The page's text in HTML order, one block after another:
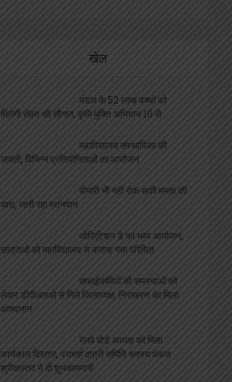
खेल
मंडल के 52 लाख बच्चों को
मिलेगी सेहत की सौगात, कृमि मुक्ति अभियान 10 से
महाविद्यालय संस्थापिका की
जयंती, विभिन्न प्रतियोगिताओं का आयोजन
बीमारी भी नहीं रोक सकी ममता की
धारा, जारी रहा स्तनपान
ओरिएंटेशन डे का भब्य आयोजन,
छात्राओं को महाविद्यालय से कराया गया परिचित
सफाईकर्मियों की समस्याओं को
लेकर डीपीआरओ से मिले जिलाध्यक्ष, निराकरण का मिला
आश्वासन
रेलवे बोर्ड अध्यक्ष को मिला
कार्यकाल विस्तार, परामर्श दात्री समिति सदस्य पंकज
श्रीवास्तव ने दी शुभकामनायें